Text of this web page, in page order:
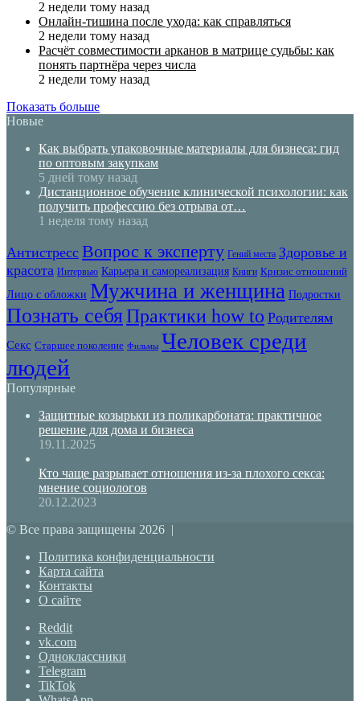
2 недели тому назад
Онлайн-тишина после ухода: как справляться
2 недели тому назад
Расчёт совместимости арканов в матрице судьбы: как
понять партнёра через числа
2 недели тому назад
Показать больше
Новые
Как выбрать упаковочные материалы для бизнеса: гид
по оптовым закупкам
5 дней тому назад
Дистанционное обучение клинической психологии: как
получить профессию без отрыва от…
1 неделя тому назад
Антистресс Вопрос к эксперту Гений места Здоровье и
красота Интервью Карьера и самореализация Книги Кризис отношений
Лицо с обложки Мужчина и женщина Подростки
Познать себяПрактики how to Родителям
Секс Старшее поколение Фильмы Человек среди
людей
Популярные
Защитные козырьки из поликарбоната: практичное
решение для дома и бизнеса
19.11.2025
Кто чаще разрывает отношения из-за плохого секса:
мнение социологов
20.12.2023
© Все права защищены 2026 |
Политика конфиденциальности
Карта сайта
Контакты
О сайте
Reddit
vk.com
Одноклассники
Telegram
TikTok